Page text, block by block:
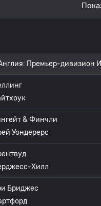
Премьер-дивизион
& Финчли
Уондерерс
Хилл
Бриджес